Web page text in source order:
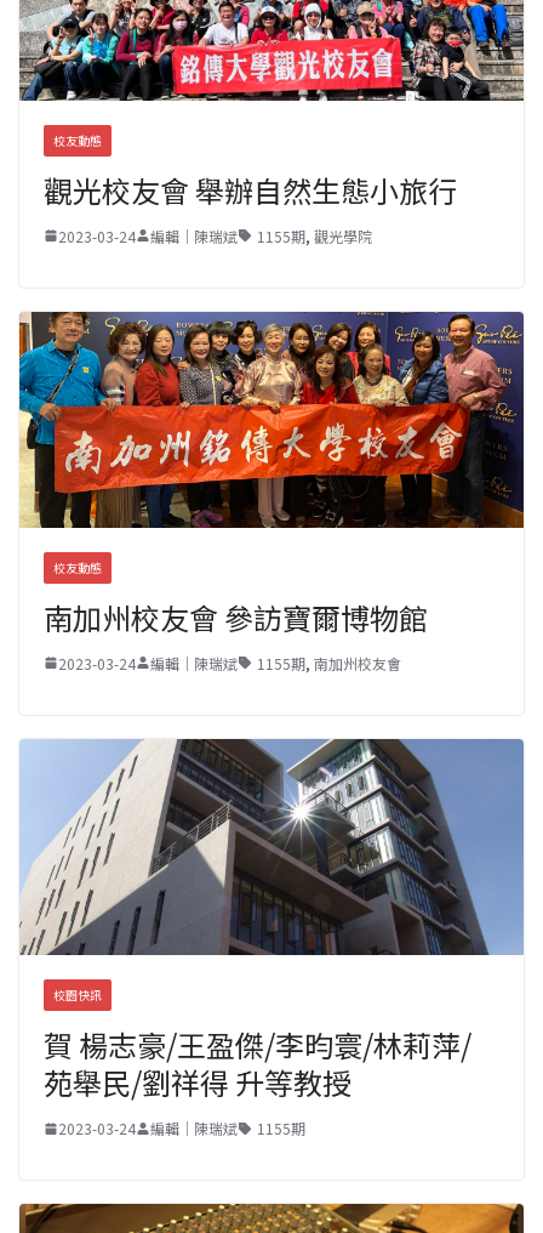
校友動態
觀光校友會 舉辦自然生態小旅行
2023-03-24 編輯｜陳瑞斌 1155期, 觀光學院
校友動態
南加州校友會 參訪寶爾博物館
2023-03-24 編輯｜陳瑞斌 1155期, 南加州校友會
校園快訊
賀 楊志豪/王盈傑/李昀寰/林莉萍/
苑舉民/劉祥得 升等教授
2023-03-24 編輯｜陳瑞斌 1155期